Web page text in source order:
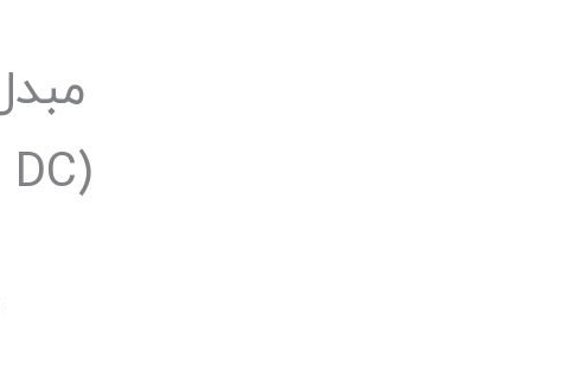
(Volt DC) به فشار اعمالی سیال